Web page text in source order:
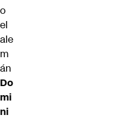
o
el
ale
m
án
Do
mi
ni